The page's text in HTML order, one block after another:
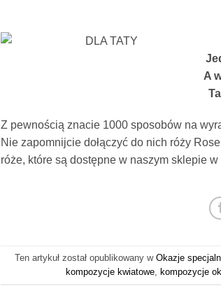
A
Z pewnością znacie 1000 sposobów na
Nie zapomnijcie dołączyć do nich róży
róże, które są dostępne w naszym sklepie
Ten artykuł został opublikowany w Okazje
kompozycje kwiatowe ,kompozycje